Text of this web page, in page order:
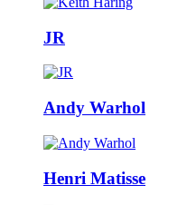
JR
Andy Warhol
Henri Matisse